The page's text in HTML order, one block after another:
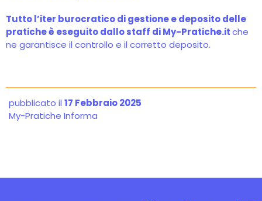
Tutto l’iter burocratico di gestione e deposito delle
pratiche è eseguito dallo staff di My-Pratiche.itche
ne garantisce il controllo e il corretto deposito.
pubblicato il 17 Febbraio 2025
My-Pratiche Informa